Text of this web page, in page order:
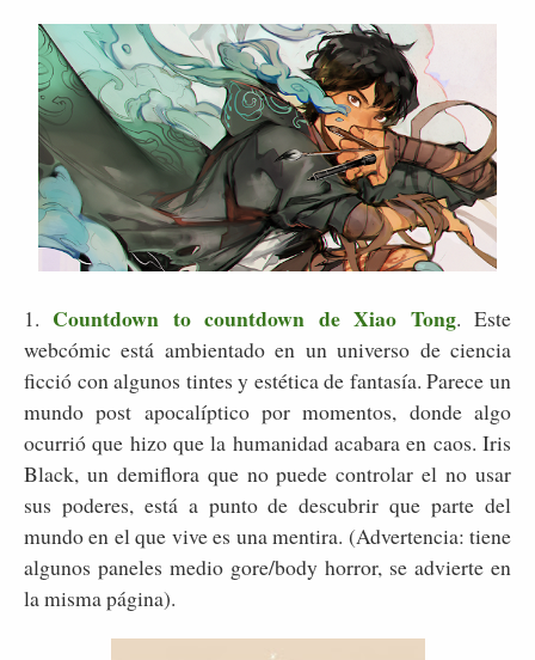
1. Countdown to countdown de Xiao Tong. Este
webcómic está ambientado en un universo de ciencia
ficció con algunos tintes y estética de fantasía. Parece un
mundo post apocalíptico por momentos, donde algo
ocurrió que hizo que la humanidad acabara en caos. Iris
Black, un demiflora que no puede controlar el no usar
sus poderes, está a punto de descubrir que parte del
mundo en el que vive es una mentira. (Advertencia: tiene
algunos paneles medio gore/body horror, se advierte en
la misma página).